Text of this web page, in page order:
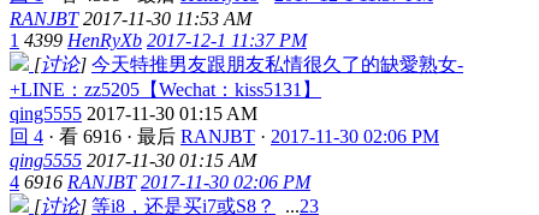
RANJBT 2017-11-30 11:53 AM
1 4399 HenRyXb 2017-12-1 11:37 PM
[讨论] 今天特推男友跟朋友私情很久了的缺愛熟女-
+LINE：zz5205【Wechat：kiss5131】
qing5555 2017-11-30 01:15 AM
回 4 · 看 6916 · 最后 RANJBT · 2017-11-30 02:06 PM
qing5555 2017-11-30 01:15 AM
4 6916 RANJBT 2017-11-30 02:06 PM
[讨论] 等i8，还是买i7或S8？ ...23